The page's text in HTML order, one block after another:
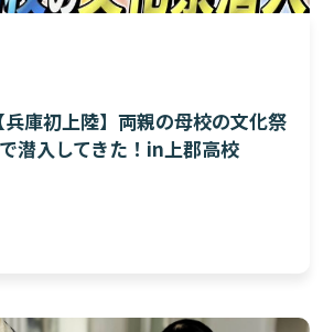
庫初上陸】両親の母校の文化祭
潜入してきた！in上郡高校